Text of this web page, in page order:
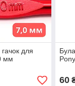
для
мм
60